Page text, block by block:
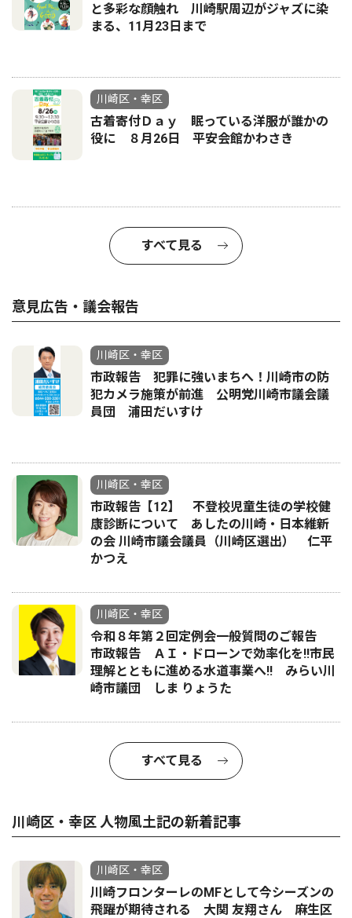
と多彩な顔触れ 川崎駅周辺がジャズに染
まる、11月23日まで
川崎区・幸区
古着寄付Ｄａｙ 眠っている洋服が誰かの
役に ８月26日 平安会館かわさき
すべて見る
意見広告・議会報告
川崎区・幸区
市政報告 犯罪に強いまちへ！川崎市の防
犯カメラ施策が前進 公明党川崎市議会議
員団 浦田だいすけ
川崎区・幸区
市政報告【12】 不登校児童生徒の学校健
康診断について あしたの川崎・日本維新
の会 川崎市議会議員（川崎区選出） 仁平
かつえ
川崎区・幸区
令和８年第２回定例会一般質問のご報告
市政報告 ＡＩ・ドローンで効率化を!!市民
理解とともに進める水道事業へ!! みらい川
崎市議団 しま りょうた
すべて見る
川崎区・幸区 人物風土記の新着記事
川崎区・幸区
川崎フロンターレのMFとして今シーズンの
飛躍が期待される 大関 友翔さん 麻生区